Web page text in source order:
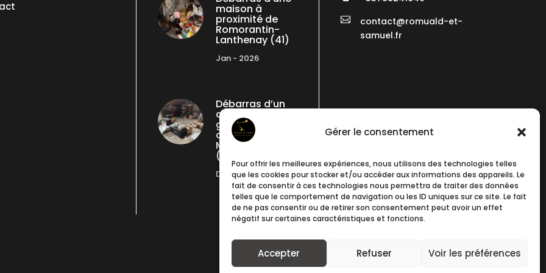
Gérer le consentement
Pour offrir les meilleures expériences, nous utilisons des technologies telles
que les cookies pour stocker et/ou accéder aux informations des appareils. Le
fait de consentir à ces technologies nous permettra de traiter des données
telles que le comportement de navigation ou les ID uniques sur ce site. Le fait
de ne pas consentir ou de retirer son consentement peut avoir un effet
négatif sur certaines caractéristiques et fonctions.
Accepter Refuser Voir les préférences
maison à
proximité de
Romorantin-
Lanthenay (41)
Jan - 2026
Débarras d’un
appartement et
grenier proche
de Saint-
Martin-Vésubie
(06)
Déc - 2025

contact@romuald-et-
samuel.fr